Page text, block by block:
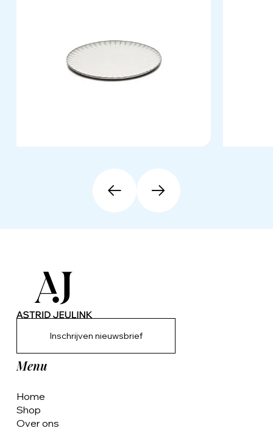
Inschrijven nieuwsbrief
Menu
Home
Shop
Over ons